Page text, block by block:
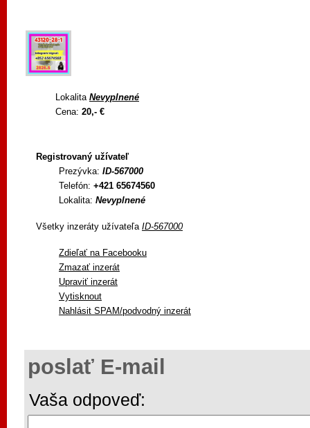
Lokalita Nevyplnené
Cena: 20,- €
Registrovaný užívateľ
Prezývka: ID-567000
Telefón: +421 65674560
Lokalita: Nevyplnené
Všetky inzeráty užívateľa ID-567000
Zdieľať na Facebooku
Zmazať inzerát
Upraviť inzerát
Vytisknout
Nahlásit SPAM/podvodný inzerát
poslať E-mail
Vaša odpoveď: